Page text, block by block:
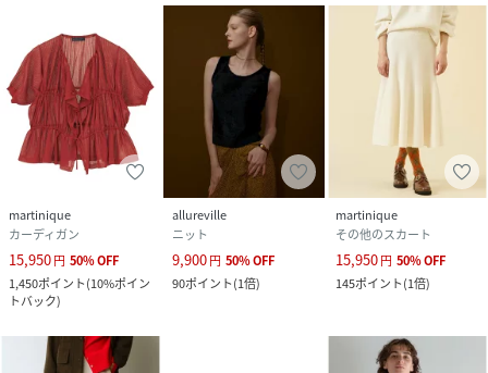
martinique
カーディガン
15,950円 50%OFF
1,450ポイント(10%ポイン
トバック)
allureville
ニット
9,900円 50%OFF
90ポイント(1倍)
martinique
その他のスカート
15,950円 50%OFF
145ポイント(1倍)